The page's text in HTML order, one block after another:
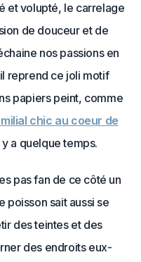
et volupté, le carrelage
de douceur et de
nos passions en
reprend ce joli motif
papiers peint, comme
chic au coeur de
a quelque temps.
pas fan de ce côté un
poisson sait aussi se
des teintes et des
des endroits eux-